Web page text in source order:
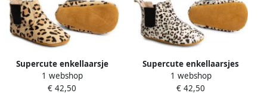
Supercute enkellaarsje
Chelsea boots dierenprint
panterprint 6 12 maanden
1 webshop
€ 42,50
Supercute enkellaarsjes
Chelsea boots dierenprint
luipaardprint 6 12 maanden
1 webshop
€ 42,50